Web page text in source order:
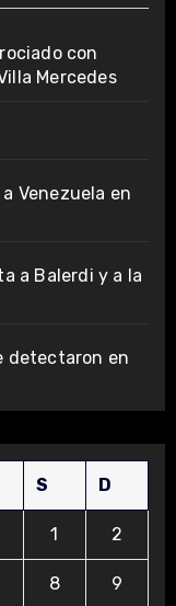
con
Mercedes
Venezuela en
a Balerdi y a la
detectaron en
S D
1 2
8 9